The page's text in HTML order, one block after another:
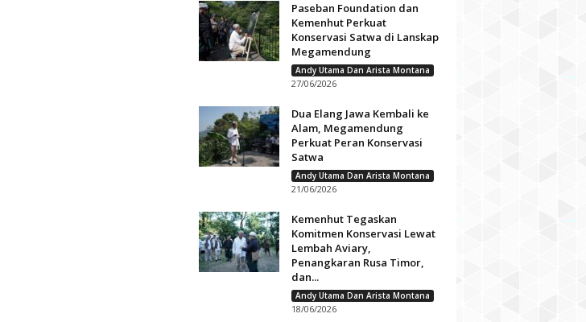
Paseban Foundation dan
Kemenhut Perkuat
Konservasi Satwa di Lanskap
Megamendung
Andy Utama Dan Arista Montana
27/06/2026
Dua Elang Jawa Kembali ke
Alam, Megamendung
Perkuat Peran Konservasi
Satwa
Andy Utama Dan Arista Montana
21/06/2026
Kemenhut Tegaskan
Komitmen Konservasi Lewat
Lembah Aviary,
Penangkaran Rusa Timor,
dan...
Andy Utama Dan Arista Montana
18/06/2026